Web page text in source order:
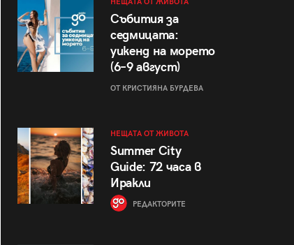
Събития за
седмицата:
уикенд на морето
(6–9 август)
ОТ КРИСТИЯНА БУРДЕВА
НЕЩАТА ОТ ЖИВОТА
Summer City
Guide: 72 часа в
Иракли
РЕДАКТОРИТЕ